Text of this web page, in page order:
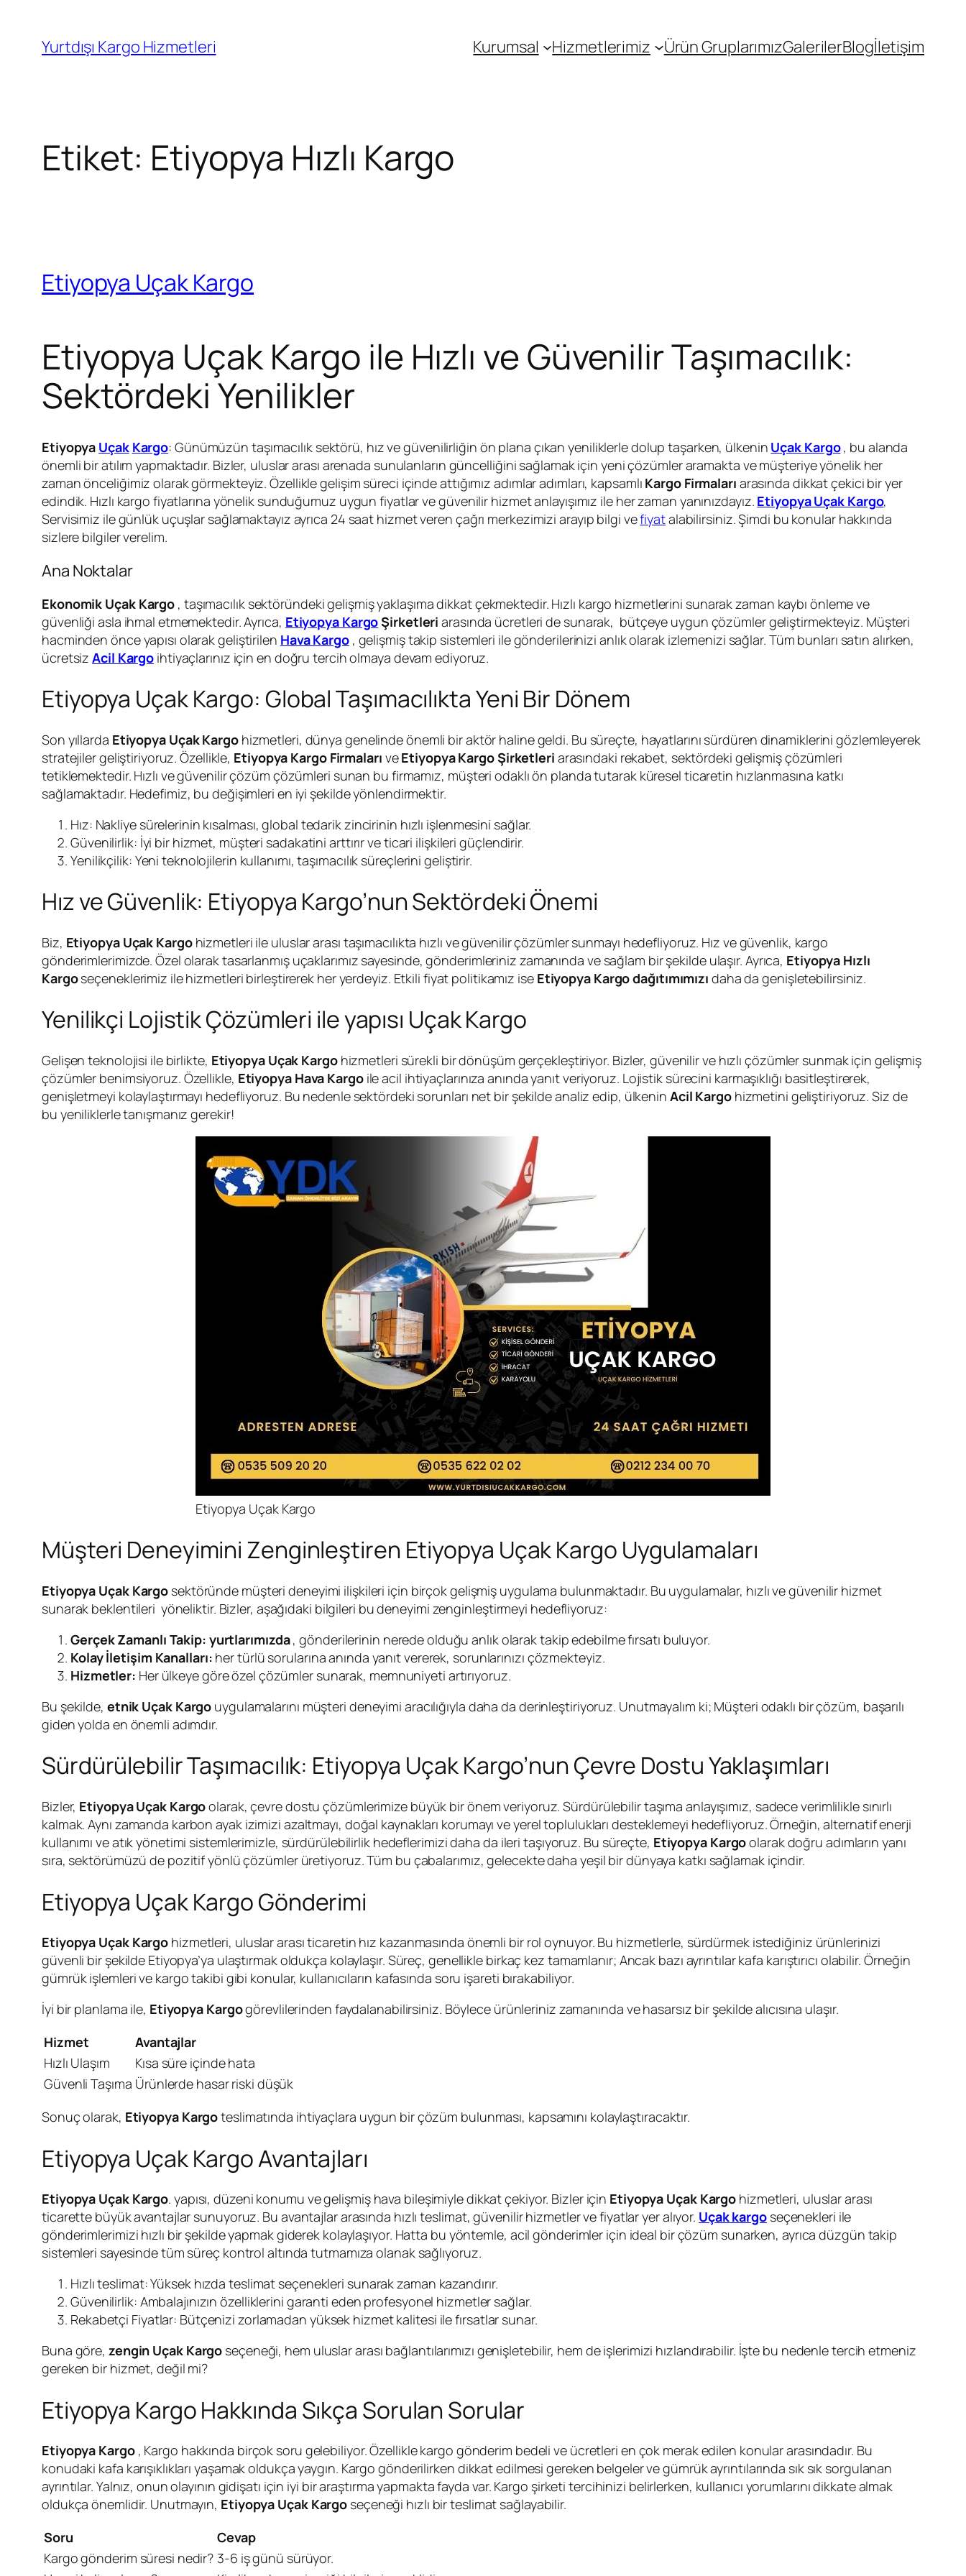
Yurtdışı Kargo Hizmetleri Kurumsal Hizmetlerimiz Ürün GruplarımızGalerilerBlogİletişim
Etiket: Etiyopya Hızlı Kargo
Etiyopya Uçak Kargo
Etiyopya Uçak Kargo ile Hızlı ve Güvenilir Taşımacılık:
Sektördeki Yenilikler
Etiyopya Uçak Kargo: Günümüzün taşımacılık sektörü, hız ve güvenilirliğin ön plana çıkan yeniliklerle dolup taşarken, ülkenin Uçak Kargo, bu alanda
önemli bir atılım yapmaktadır. Bizler, uluslar arası arenada sunulanların güncelliğini sağlamak için yeni çözümler aramakta ve müşteriye yönelik her
zaman önceliğimiz olarak görmekteyiz. Özellikle gelişim süreci içinde attığımız adımlar adımları, kapsamlı Kargo Firmaları arasında dikkat çekici bir yer
edindik. Hızlı kargo fiyatlarına yönelik sunduğumuz uygun fiyatlar ve güvenilir hizmet anlayışımız ile her zaman yanınızdayız. Etiyopya Uçak Kargo,
Servisimiz ile günlük uçuşlar sağlamaktayız ayrıca 24 saat hizmet veren çağrı merkezimizi arayıp bilgi vefiyatalabilirsiniz. Şimdi bu konular hakkında
sizlere bilgiler verelim.
Ana Noktalar
Ekonomik Uçak Kargo , taşımacılık sektöründeki gelişmiş yaklaşıma dikkat çekmektedir. Hızlı kargo hizmetlerini sunarak zaman kaybı önleme ve
güvenliği asla ihmal etmemektedir. Ayrıca, Etiyopya KargoŞirketleri arasında ücretleri de sunarak, bütçeye uygun çözümler geliştirmekteyiz. Müşteri
hacminden önce yapısı olarak geliştirilen Hava Kargo, gelişmiş takip sistemleri ile gönderilerinizi anlık olarak izlemenizi sağlar. Tüm bunları satın alırken,
ücretsizAcil Kargo ihtiyaçlarınız için en doğru tercih olmaya devam ediyoruz.
Etiyopya Uçak Kargo: Global Taşımacılıkta Yeni Bir Dönem
Son yıllarda Etiyopya Uçak Kargohizmetleri, dünya genelinde önemli bir aktör haline geldi. Bu süreçte, hayatlarını sürdüren dinamiklerini gözlemleyerek
stratejiler geliştiriyoruz. Özellikle, Etiyopya Kargo Firmaları veEtiyopya Kargo Şirketleri arasındaki rekabet, sektördeki gelişmiş çözümleri
tetiklemektedir. Hızlı ve güvenilir çözüm çözümleri sunan bu firmamız, müşteri odaklı ön planda tutarak küresel ticaretin hızlanmasına katkı
sağlamaktadır. Hedefimiz, bu değişimleri en iyi şekilde yönlendirmektir.
Hız: Nakliye sürelerinin kısalması, global tedarik zincirinin hızlı işlenmesini sağlar.
Güvenilirlik: İyi bir hizmet, müşteri sadakatini arttırır ve ticari ilişkileri güçlendirir.
Yenilikçilik: Yeni teknolojilerin kullanımı, taşımacılık süreçlerini geliştirir.
Hız ve Güvenlik: Etiyopya Kargo’nun Sektördeki Önemi
Biz, Etiyopya Uçak Kargohizmetleri ile uluslar arası taşımacılıkta hızlı ve güvenilir çözümler sunmayı hedefliyoruz. Hız ve güvenlik, kargo
gönderimlerimizde. Özel olarak tasarlanmış uçaklarımız sayesinde, gönderimleriniz zamanında ve sağlam bir şekilde ulaşır. Ayrıca, Etiyopya Hızlı
Kargoseçeneklerimiz ile hizmetleri birleştirerek her yerdeyiz. Etkili fiyat politikamız ise Etiyopya Kargo dağıtımımızı daha da genişletebilirsiniz.
Yenilikçi Lojistik Çözümleri ile yapısı Uçak Kargo
Gelişen teknolojisi ile birlikte, Etiyopya Uçak Kargohizmetleri sürekli bir dönüşüm gerçekleştiriyor. Bizler, güvenilir ve hızlı çözümler sunmak için gelişmiş
çözümler benimsiyoruz. Özellikle, Etiyopya Hava Kargoile acil ihtiyaçlarınıza anında yanıt veriyoruz. Lojistik sürecini karmaşıklığı basitleştirerek,
genişletmeyi kolaylaştırmayı hedefliyoruz. Bu nedenle sektördeki sorunları net bir şekilde analiz edip, ülkenin Acil Kargohizmetini geliştiriyoruz. Siz de
bu yeniliklerle tanışmanız gerekir!
Etiyopya Uçak Kargo
Müşteri Deneyimini Zenginleştiren Etiyopya Uçak Kargo Uygulamaları
Etiyopya Uçak Kargo sektöründe müşteri deneyimi ilişkileri için birçok gelişmiş uygulama bulunmaktadır. Bu uygulamalar, hızlı ve güvenilir hizmet
sunarak beklentileri yöneliktir. Bizler, aşağıdaki bilgileri bu deneyimi zenginleştirmeyi hedefliyoruz:
Gerçek Zamanlı Takip: yurtlarımızda, gönderilerinin nerede olduğu anlık olarak takip edebilme fırsatı buluyor.
Kolay İletişim Kanalları: her türlü sorularına anında yanıt vererek, sorunlarınızı çözmekteyiz.
Hizmetler: Her ülkeye göre özel çözümler sunarak, memnuniyeti artırıyoruz.
Bu şekilde, etnik Uçak Kargo uygulamalarını müşteri deneyimi aracılığıyla daha da derinleştiriyoruz. Unutmayalım ki; Müşteri odaklı bir çözüm, başarılı
giden yolda en önemli adımdır.
Sürdürülebilir Taşımacılık: Etiyopya Uçak Kargo’nun Çevre Dostu Yaklaşımları
Bizler, Etiyopya Uçak Kargoolarak, çevre dostu çözümlerimize büyük bir önem veriyoruz. Sürdürülebilir taşıma anlayışımız, sadece verimlilikle sınırlı
kalmak. Aynı zamanda karbon ayak izimizi azaltmayı, doğal kaynakları korumayı ve yerel toplulukları desteklemeyi hedefliyoruz. Örneğin, alternatif enerji
kullanımı ve atık yönetimi sistemlerimizle, sürdürülebilirlik hedeflerimizi daha da ileri taşıyoruz. Bu süreçte, Etiyopya Kargoolarak doğru adımların yanı
sıra, sektörümüzü de pozitif yönlü çözümler üretiyoruz. Tüm bu çabalarımız, gelecekte daha yeşil bir dünyaya katkı sağlamak içindir.
Etiyopya Uçak Kargo Gönderimi
Etiyopya Uçak Kargo hizmetleri, uluslar arası ticaretin hız kazanmasında önemli bir rol oynuyor. Bu hizmetlerle, sürdürmek istediğiniz ürünlerinizi
güvenli bir şekilde Etiyopya’ya ulaştırmak oldukça kolaylaşır. Süreç, genellikle birkaç kez tamamlanır; Ancak bazı ayrıntılar kafa karıştırıcı olabilir. Örneğin
gümrük işlemleri ve kargo takibi gibi konular, kullanıcıların kafasında soru işareti bırakabiliyor.
İyi bir planlama ile, Etiyopya Kargogörevlilerinden faydalanabilirsiniz. Böylece ürünleriniz zamanında ve hasarsız bir şekilde alıcısına ulaşır.
Hizmet
Avantajlar
Hızlı Ulaşım
Kısa süre içinde hata
Güvenli Taşıma Ürünlerde hasar riski düşük
Sonuç olarak, Etiyopya Kargoteslimatında ihtiyaçlara uygun bir çözüm bulunması, kapsamını kolaylaştıracaktır.
Etiyopya Uçak Kargo Avantajları
Etiyopya Uçak Kargo. yapısı, düzeni konumu ve gelişmiş hava bileşimiyle dikkat çekiyor. Bizler için Etiyopya Uçak Kargo hizmetleri, uluslar arası
ticarette büyük avantajlar sunuyoruz. Bu avantajlar arasında hızlı teslimat, güvenilir hizmetler ve fiyatlar yer alıyor. Uçak kargoseçenekleri ile
gönderimlerimizi hızlı bir şekilde yapmak giderek kolaylaşıyor. Hatta bu yöntemle, acil gönderimler için ideal bir çözüm sunarken, ayrıca düzgün takip
sistemleri sayesinde tüm süreç kontrol altında tutmamıza olanak sağlıyoruz.
Hızlı teslimat: Yüksek hızda teslimat seçenekleri sunarak zaman kazandırır.
Güvenilirlik: Ambalajınızın özelliklerini garanti eden profesyonel hizmetler sağlar.
Rekabetçi Fiyatlar: Bütçenizi zorlamadan yüksek hizmet kalitesi ile fırsatlar sunar.
Buna göre, zengin Uçak Kargo seçeneği, hem uluslar arası bağlantılarımızı genişletebilir, hem de işlerimizi hızlandırabilir. İşte bu nedenle tercih etmeniz
gereken bir hizmet, değil mi?
Etiyopya Kargo Hakkında Sıkça Sorulan Sorular
Etiyopya Kargo, Kargo hakkında birçok soru gelebiliyor. Özellikle kargo gönderim bedeli ve ücretleri en çok merak edilen konular arasındadır. Bu
konudaki kafa karışıklıkları yaşamak oldukça yaygın. Kargo gönderilirken dikkat edilmesi gereken belgeler ve gümrük ayrıntılarında sık sık sorgulanan
ayrıntılar. Yalnız, onun olayının gidişatı için iyi bir araştırma yapmakta fayda var. Kargo şirketi tercihinizi belirlerken, kullanıcı yorumlarını dikkate almak
oldukça önemlidir. Unutmayın, Etiyopya Uçak Kargo seçeneği hızlı bir teslimat sağlayabilir.
Soru
Cevap
Kargo gönderim süresi nedir? 3-6 iş günü sürüyor.